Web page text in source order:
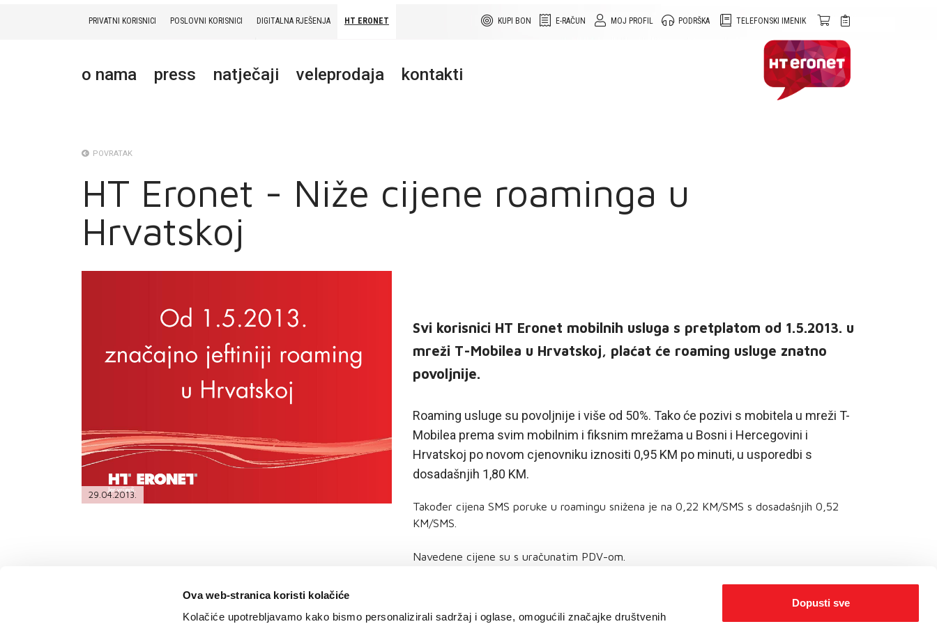
Ova web-stranica koristi kolačiće
Kolačiće upotrebljavamo kako bismo personalizirali sadržaj i oglase, omogućili značajke društvenih
Dopusti sve
TELEFONSKI IMENIK
PODRŠKA
MOJ PROFIL
E-RAČUN
KUPI BON
PRIVATNI KORISNICI POSLOVNI KORISNICI DIGITALNA RJEŠENJA HT ERONET
o nama press natječaji veleprodaja kontakti
TELEFONSKI IMENIK
POVRATAK
HT Eronet - Niže cijene roaminga u
Hrvatskoj
29.04.2013.
Svi korisnici HT Eronet mobilnih usluga s pretplatom od 1.5.2013. u
mreži T-Mobilea u Hrvatskoj, plaćat će roaming usluge znatno
povoljnije.
Roaming usluge su povoljnije i više od 50%. Tako će pozivi s mobitela u mreži T-
Mobilea prema svim mobilnim i fiksnim mrežama u Bosni i Hercegovini i
Hrvatskoj po novom cjenovniku iznositi 0,95 KM po minuti, u usporedbi s
dosadašnjih 1,80 KM.
Također cijena SMS poruke u roamingu snižena je na 0,22 KM/SMS s dosadašnjih 0,52
KM/SMS.
Navedene cijene su s uračunatim PDV-om.